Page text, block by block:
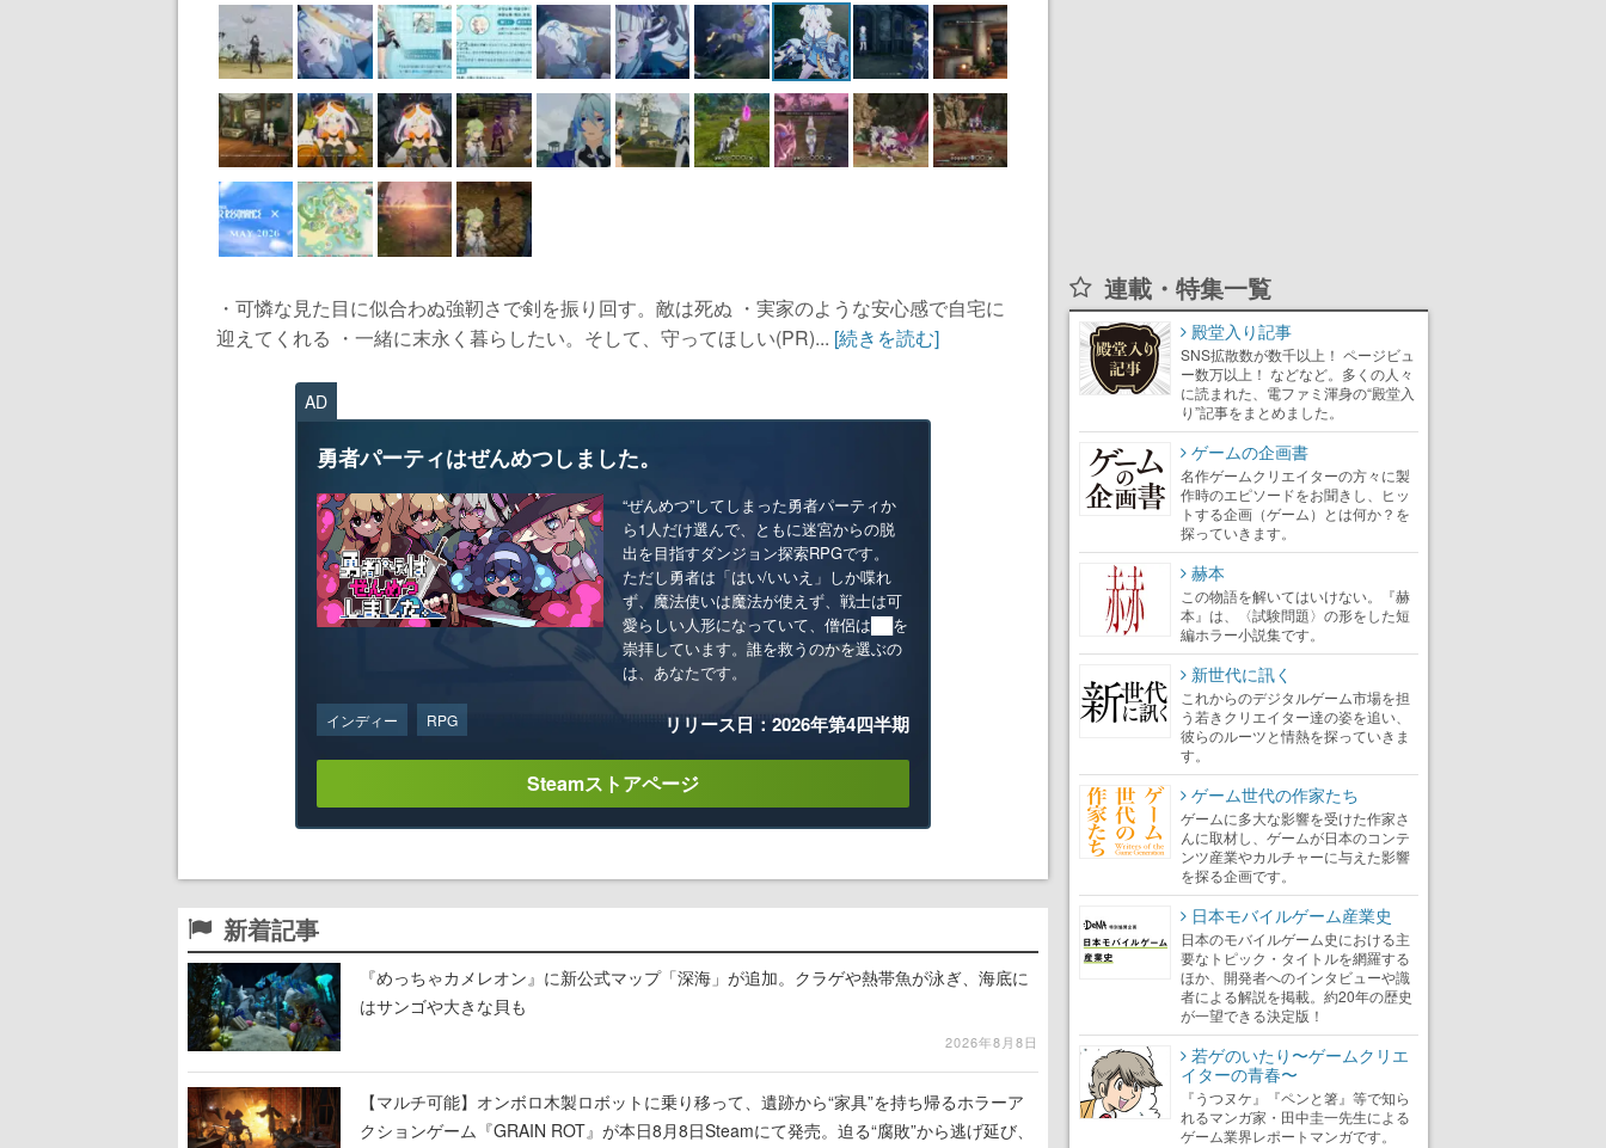
・可憐な見た目に似合わぬ強靭さで剣を振り回す。敵は死ぬ ・実家のような安心感で自宅に
迎えてくれる ・一緒に末永く暮らしたい。そして、守ってほしい(PR)... [続きを読む]
AD
勇者パーティはぜんめつしました。
“ぜんめつ”してしまった勇者パーティか
ら1人だけ選んで、ともに迷宮からの脱
出を目指すダンジョン探索RPGです。
ただし勇者は「はい/いいえ」しか喋れ
ず、魔法使いは魔法が使えず、戦士は可
愛らしい人形になっていて、僧侶は██を
崇拝しています。誰を救うのかを選ぶの
は、あなたです。
インディー RPG リリース日：2026年第4四半期
Steamストアページ
新着記事
『めっちゃカメレオン』に新公式マップ「深海」が追加。クラゲや熱帯魚が泳ぎ、海底に
はサンゴや大きな貝も
2026年8月8日
【マルチ可能】オンボロ木製ロボットに乗り移って、遺跡から“家具”を持ち帰るホラーア
クションゲーム『GRAIN ROT』が本日8月8日Steamにて発売。迫る“腐敗”から逃げ延び、
連載・特集一覧
殿堂入り記事
SNS拡散数が数千以上！ ページビュ
ー数万以上！ などなど。多くの人々
に読まれた、電ファミ渾身の“殿堂入
り”記事をまとめました。
ゲームの企画書
名作ゲームクリエイターの方々に製
作時のエピソードをお聞きし、ヒッ
トする企画（ゲーム）とは何か？を
探っていきます。
赫本
この物語を解いてはいけない。『赫
本』は、〈試験問題〉の形をした短
編ホラー小説集です。
新世代に訊く
これからのデジタルゲーム市場を担
う若きクリエイター達の姿を追い、
彼らのルーツと情熱を探っていきま
す。
ゲーム世代の作家たち
ゲームに多大な影響を受けた作家さ
んに取材し、ゲームが日本のコンテ
ンツ産業やカルチャーに与えた影響
を探る企画です。
日本モバイルゲーム産業史
日本のモバイルゲーム史における主
要なトピック・タイトルを網羅する
ほか、開発者へのインタビューや識
者による解説を掲載。約20年の歴史
が一望できる決定版！
若ゲのいたり〜ゲームクリエ
イターの青春〜
『うつヌケ』『ペンと箸』等で知ら
れるマンガ家・田中圭一先生による
ゲーム業界レポートマンガです。